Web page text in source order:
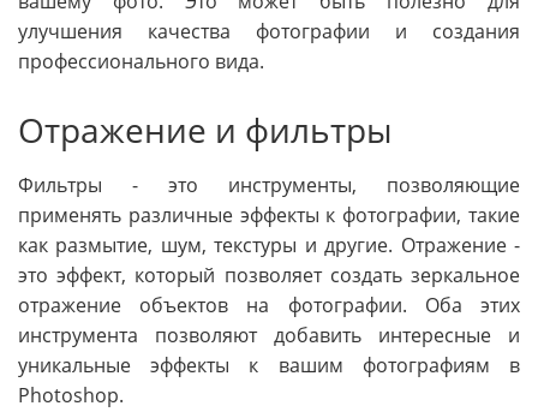
улучшения качества фотографии и создания
профессионального вида.
Отражение и фильтры
Фильтры - это инструменты, позволяющие
применять различные эффекты к фотографии, такие
как размытие, шум, текстуры и другие. Отражение -
это эффект, который позволяет создать зеркальное
отражение объектов на фотографии. Оба этих
инструмента позволяют добавить интересные и
уникальные эффекты к вашим фотографиям в
Photoshop.